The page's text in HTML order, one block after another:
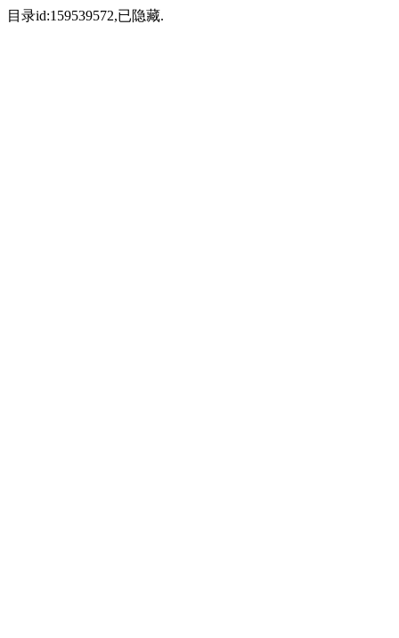
目录id:159539572,已隐藏.